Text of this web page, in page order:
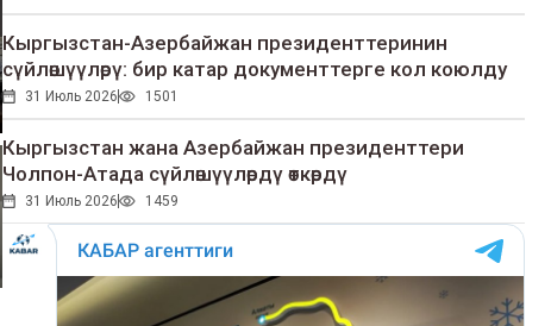
Кыргызстан-Азербайжан президенттеринин
сүйлөшүүлөрү: бир катар документтерге кол коюлду
31 Июль 2026 1501
Кыргызстан жана Азербайжан президенттери
Чолпон-Атада сүйлөшүүлөрдү өткөрдү
31 Июль 2026 1459